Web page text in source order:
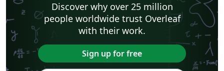
Discover why over 25 million
people worldwide trust Overleaf
with their work.
Sign up for free